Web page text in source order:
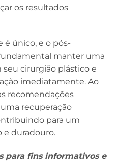
os resultados
é único, e o pós-
manter uma
cirurgião plástico e
imediatamente. Ao
recomendações
recuperação
para um
e duradouro.
para fins informativos e